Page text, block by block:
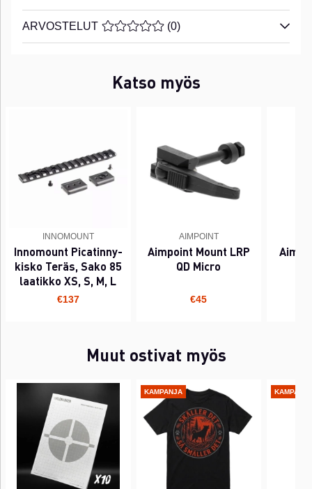
ARVOSTELUT KESKIARVOLUOKITUS 0 / 5
(0)
Katso myös
INNOMOUNT
Innomount Picatinny-
kisko Teräs, Sako 85
laatikko XS, S, M, L
€137
AIMPOINT
Aimpoint Mount LRP
QD Micro
€45
Muut ostivat myös
KAMPANJA